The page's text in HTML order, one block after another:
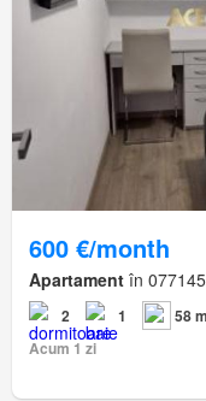
600 €/month
Apartament în
2 1
58
Acum 1 zi